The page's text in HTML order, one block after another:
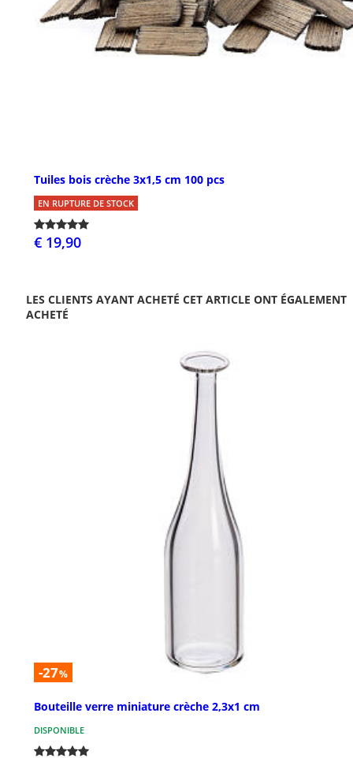
Tuiles bois crèche 3x1,5 cm 100 pcs
EN RUPTURE DE STOCK
€ 19,90
LES CLIENTS AYANT ACHETÉ CET ARTICLE ONT ÉGALEMENT
ACHETÉ
-27%
Bouteille verre miniature crèche 2,3x1 cm
DISPONIBLE